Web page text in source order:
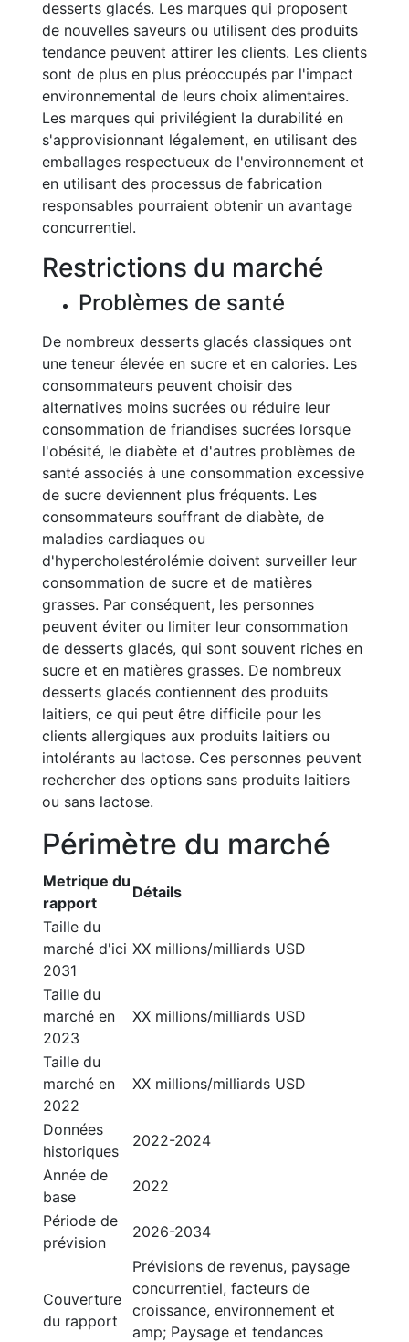
desserts glacés. Les marques qui proposent
de nouvelles saveurs ou utilisent des produits
tendance peuvent attirer les clients. Les clients
sont de plus en plus préoccupés par l'impact
environnemental de leurs choix alimentaires.
Les marques qui privilégient la durabilité en
s'approvisionnant légalement, en utilisant des
emballages respectueux de l'environnement et
en utilisant des processus de fabrication
responsables pourraient obtenir un avantage
concurrentiel.
Restrictions du marché
Problèmes de santé
De nombreux desserts glacés classiques ont
une teneur élevée en sucre et en calories. Les
consommateurs peuvent choisir des
alternatives moins sucrées ou réduire leur
consommation de friandises sucrées lorsque
l'obésité, le diabète et d'autres problèmes de
santé associés à une consommation excessive
de sucre deviennent plus fréquents. Les
consommateurs souffrant de diabète, de
maladies cardiaques ou
d'hypercholestérolémie doivent surveiller leur
consommation de sucre et de matières
grasses. Par conséquent, les personnes
peuvent éviter ou limiter leur consommation
de desserts glacés, qui sont souvent riches en
sucre et en matières grasses. De nombreux
desserts glacés contiennent des produits
laitiers, ce qui peut être difficile pour les
clients allergiques aux produits laitiers ou
intolérants au lactose. Ces personnes peuvent
rechercher des options sans produits laitiers
ou sans lactose.
Périmètre du marché
Metrique du
rapport
Détails
Taille du
marché d'ici
2031
XX millions/milliards USD
Taille du
marché en
2023
XX millions/milliards USD
Taille du
marché en
2022
XX millions/milliards USD
Données
historiques
2022-2024
Année de
base
2022
Période de
prévision
2026-2034
Couverture
du rapport
Prévisions de revenus, paysage
concurrentiel, facteurs de
croissance, environnement et
amp; Paysage et tendances